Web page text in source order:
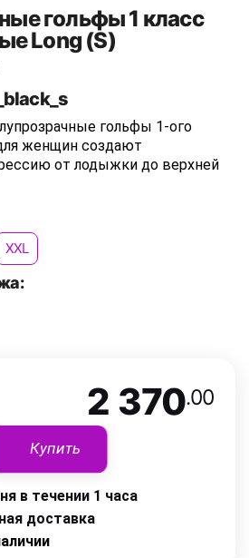
гольфы 1 класс
Long (S)
гольфы 1-ого
женщин создают
от лодыжки до верхней
XXL
2 370.00
Купить
в течении 1 часа
доставка